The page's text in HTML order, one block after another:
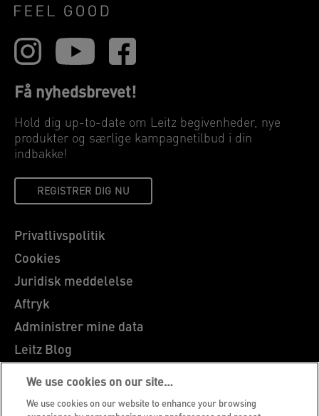
Få nyhedsbrevet!
Hold dig up-to-date om Leitz begivenheder, nye
produkter og særlige kampagnetilbud i din
indbakke!
REGISTRER DIG NU
Privatlivspolitik
Cookies
Juridisk meddelelse
Aftryk
Administrer mine data
Leitz Blog
Karrierer
Leitz EasyPrint
We use cookies on our site…
We use cookies on our website to enhance your browsing